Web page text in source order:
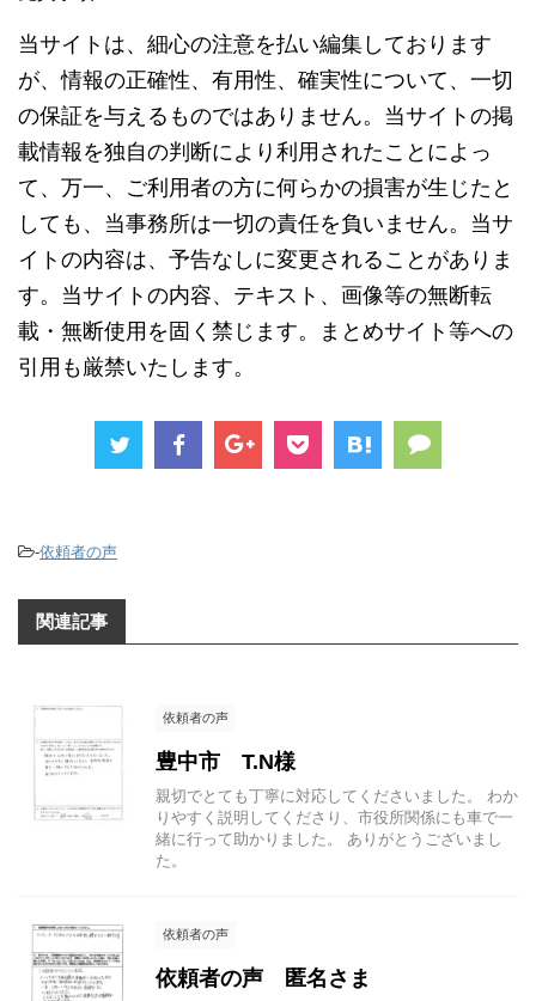
当サイトは、細心の注意を払い編集しております
が、情報の正確性、有用性、確実性について、一切
の保証を与えるものではありません。当サイトの掲
載情報を独自の判断により利用されたことによっ
て、万一、ご利用者の方に何らかの損害が生じたと
しても、当事務所は一切の責任を負いません。当サ
イトの内容は、予告なしに変更されることがありま
す。当サイトの内容、テキスト、画像等の無断転
載・無断使用を固く禁じます。まとめサイト等への
引用も厳禁いたします。
-依頼者の声
関連記事
依頼者の声
豊中市 T.N様
親切でとても丁寧に対応してくださいました。 わか
りやすく説明してくださり、市役所関係にも車で一
緒に行って助かりました。 ありがとうございまし
た。
依頼者の声
依頼者の声 匿名さま